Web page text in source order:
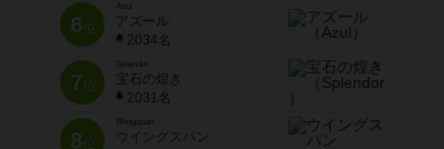
6位
Azul
アズール
2034名
7位
宝石の煌き
2031名
8位
Wingspan
ウイングスパン